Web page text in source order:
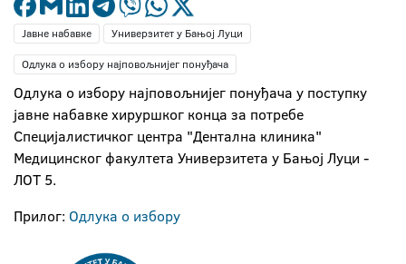
Јавне набавке
Универзитет у Бањој Луци
Одлука о избору најповољнијег понуђача
Одлука о избору најповољнијег понуђача у поступку
јавне набавке хируршког конца за потребе
Специјалистичког центра "Дентална клиника"
Медицинског факултета Универзитета у Бањој Луци -
ЛОТ 5.
Прилог: Одлука о избору